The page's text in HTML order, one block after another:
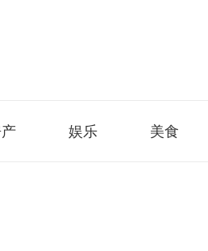
娱乐 美食